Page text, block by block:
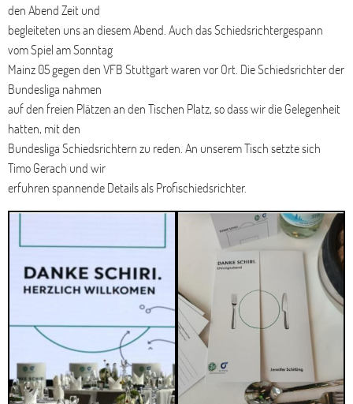
den Abend Zeit und
begleiteten uns an diesem Abend. Auch das Schiedsrichtergespann
vom Spiel am Sonntag
Mainz 05 gegen den VFB Stuttgart waren vor Ort. Die Schiedsrichter der
Bundesliga nahmen
auf den freien Plätzen an den Tischen Platz, so dass wir die Gelegenheit
hatten, mit den
Bundesliga Schiedsrichtern zu reden. An unserem Tisch setzte sich
Timo Gerach und wir
erfuhren spannende Details als Profischiedsrichter.